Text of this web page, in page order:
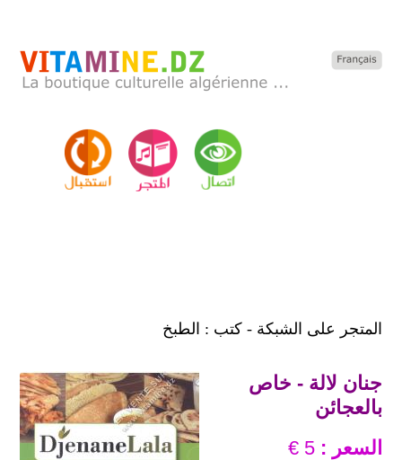
المتجر على الشبكة - كتب : الطبخ
جنان لالة - خاص
بالعجائن
السعر : 5 €